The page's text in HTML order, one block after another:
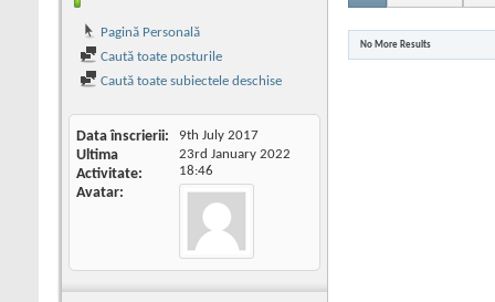
Pagină Personală
Caută toate posturile
Caută toate subiectele deschise
Data înscrierii 9th July 2017
Ultima
Activitate
23rd January 2022
18:46
Avatar
No More Results